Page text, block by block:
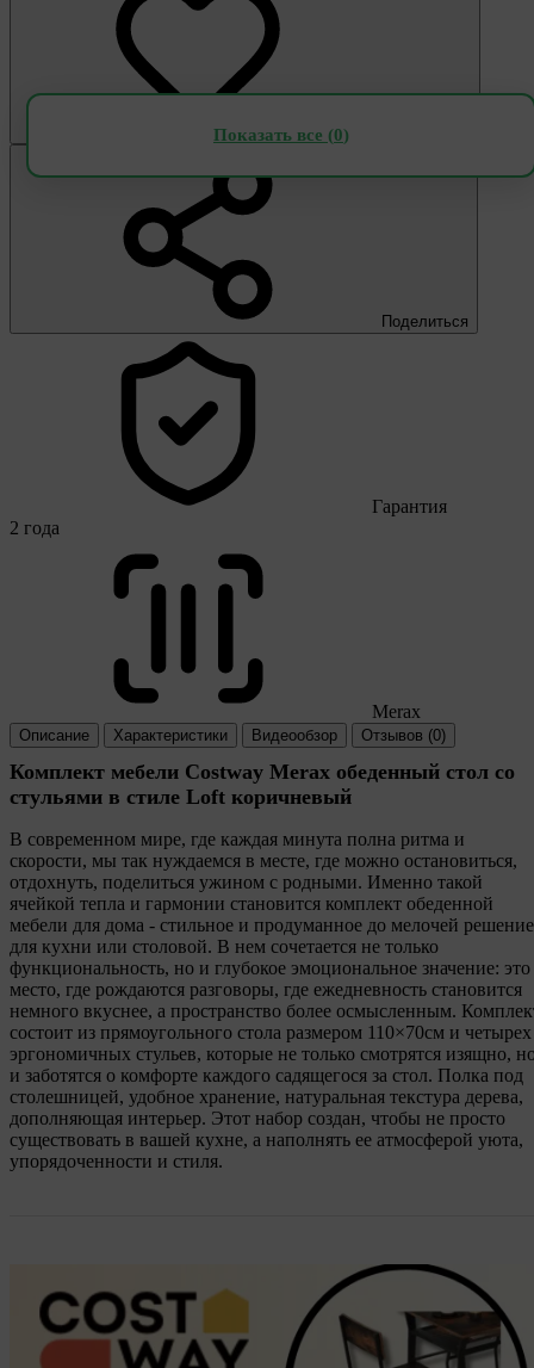
Показать все (0)
Поделиться
Гарантия
2 года
Merax
Описание Характеристики Видеообзор Отзывов (0)
Комплект мебели Costway Merax обеденный стол со
стульями в стиле Loft коричневый
В современном мире, где каждая минута полна ритма и
скорости, мы так нуждаемся в месте, где можно остановиться,
отдохнуть, поделиться ужином с родными. Именно такой
ячейкой тепла и гармонии становится комплект обеденной
мебели для дома - стильное и продуманное до мелочей решение
для кухни или столовой. В нем сочетается не только
функциональность, но и глубокое эмоциональное значение: это
место, где рождаются разговоры, где ежедневность становится
немного вкуснее, а пространство более осмысленным.
состоит из прямоугольного стола размером 110×70см и четырех
эргономичных стульев, которые не только смотрятся изящно,
и заботятся о комфорте каждого садящегося за стол. Полка под
столешницей, удобное хранение, натуральная текстура дерева,
дополняющая интерьер. Этот набор создан, чтобы не просто
существовать в вашей кухне, а наполнять ее атмосферой уюта,
упорядоченности и стиля.